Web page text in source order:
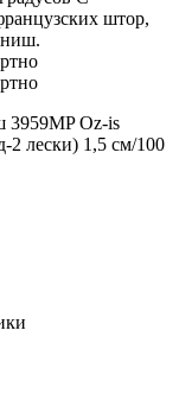
штор,
ниш.
3959MP Oz-is
2 лески) 1,5 см/100